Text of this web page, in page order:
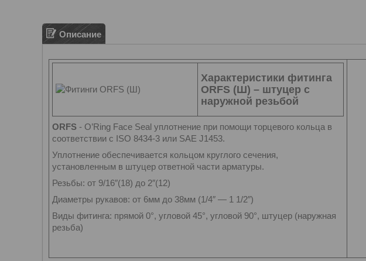
Описание
Характеристики фитинга
ORFS (Ш) – штуцер с
наружной резьбой
ORFS - O’Ring Face Seal уплотнение при помощи торцевого кольца в
соответствии с ISO 8434-3 или SAE J1453.
Уплотнение обеспечивается кольцом круглого сечения,
установленным в штуцер ответной части арматуры.
Резьбы: от 9/16″(18) до 2″(12)
Диаметры рукавов: от 6мм до 38мм (1/4″ — 1 1/2″)
Виды фитинга: прямой 0°, угловой 45°, угловой 90°, штуцер (наружная
резьба)